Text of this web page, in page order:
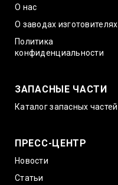
О нас
О заводах изготовителях
Политика
конфиденциальности
ЗАПАСНЫЕ ЧАСТИ
Каталог запасных частей
ПРЕСС-ЦЕНТР
Новости
Статьи